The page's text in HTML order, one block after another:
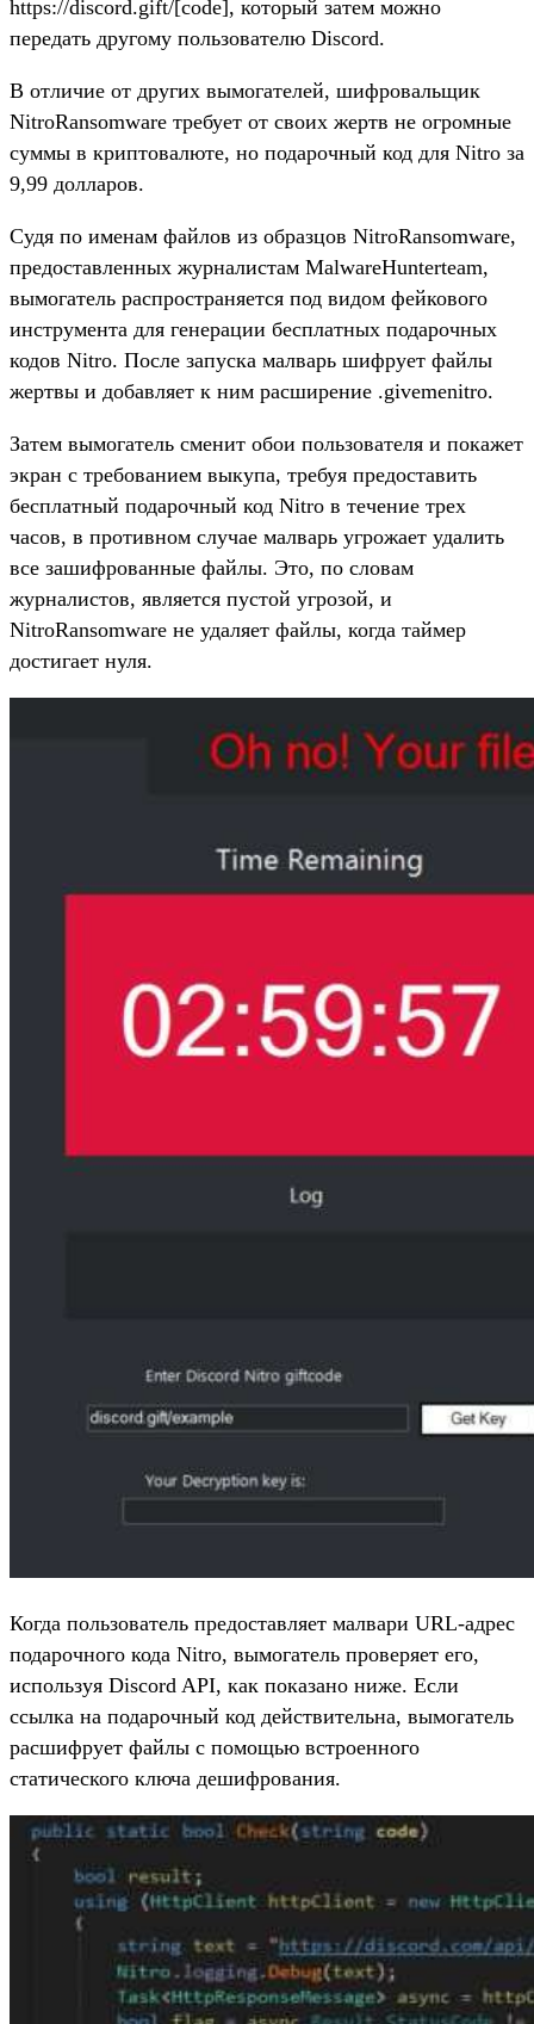
https://discord.gift/[code], который затем можно
передать другому пользователю Discord.
В отличие от других вымогателей, шифровальщик
NitroRansomware требует от своих жертв не огромные
суммы в криптовалюте, но подарочный код для Nitro за
9,99 долларов.
Судя по именам файлов из образцов NitroRansomware,
предоставленных журналистам MalwareHunterteam,
вымогатель распространяется под видом фейкового
инструмента для генерации бесплатных подарочных
кодов Nitro. После запуска малварь шифрует файлы
жертвы и добавляет к ним расширение .givemenitro.
Затем вымогатель сменит обои пользователя и покажет
экран с требованием выкупа, требуя предоставить
бесплатный подарочный код Nitro в течение трех
часов, в противном случае малварь угрожает удалить
все зашифрованные файлы. Это, по словам
журналистов, является пустой угрозой, и
NitroRansomware не удаляет файлы, когда таймер
достигает нуля.
Когда пользователь предоставляет малвари URL-адрес
подарочного кода Nitro, вымогатель проверяет его,
используя Discord API, как показано ниже. Если
ссылка на подарочный код действительна, вымогатель
расшифрует файлы с помощью встроенного
статического ключа дешифрования.